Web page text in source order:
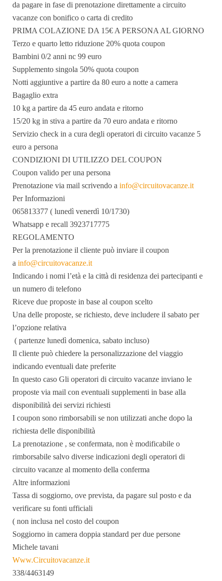
da pagare in fase di prenotazione direttamente a circuito
vacanze con bonifico o carta di credito
PRIMA COLAZIONE DA 15€ A PERSONA AL GIORNO
Terzo e quarto letto riduzione 20% quota coupon
Bambini 0/2 anni nc 99 euro
Supplemento singola 50% quota coupon
Notti aggiuntive a partire da 80 euro a notte a camera
Bagaglio extra
10 kg a partire da 45 euro andata e ritorno
15/20 kg in stiva a partire da 70 euro andata e ritorno
Servizio check in a cura degli operatori di circuito vacanze 5
euro a persona
CONDIZIONI DI UTILIZZO DEL COUPON
Coupon valido per una persona
Prenotazione via mail scrivendo a info@circuitovacanze.it
Per Informazioni
065813377 ( lunedì venerdì 10/1730)
Whatsapp e recall 3923717775
REGOLAMENTO
Per la prenotazione il cliente può inviare il coupon
a info@circuitovacanze.it
Indicando i nomi l’età e la città di residenza dei partecipanti e
un numero di telefono
Riceve due proposte in base al coupon scelto
Una delle proposte, se richiesto, deve includere il sabato per
l’opzione relativa
( partenze lunedì domenica, sabato incluso)
Il cliente può chiedere la personalizzazione del viaggio
indicando eventuali date preferite
In questo caso Gli operatori di circuito vacanze inviano le
proposte via mail con eventuali supplementi in base alla
disponibilità dei servizi richiesti
I coupon sono rimborsabili se non utilizzati anche dopo la
richiesta delle disponibilità
La prenotazione , se confermata, non è modificabile o
rimborsabile salvo diverse indicazioni degli operatori di
circuito vacanze al momento della conferma
Altre informazioni
Tassa di soggiorno, ove prevista, da pagare sul posto e da
verificare su fonti ufficiali
( non inclusa nel costo del coupon
Soggiorno in camera doppia standard per due persone
Michele tavani
Www.Circuitovacanze.it
338/4463149